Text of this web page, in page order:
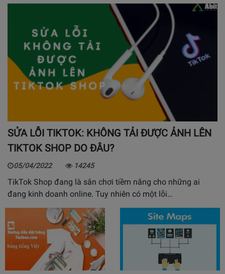
SỬA LỖI TIKTOK: KHÔNG TẢI ĐƯỢC ẢNH LÊN
TIKTOK SHOP DO ĐÂU?
05/04/2022 14245
TikTok Shop đang là sân chơi tiềm năng cho những ai
đang kinh doanh online. Tuy nhiên có một lỗi…